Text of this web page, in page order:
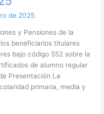
de 2025
y Pensiones de la
beneficiarios titulares
bajo código 552 sobre la
de alumno regular
Presentación La
primaria, media y